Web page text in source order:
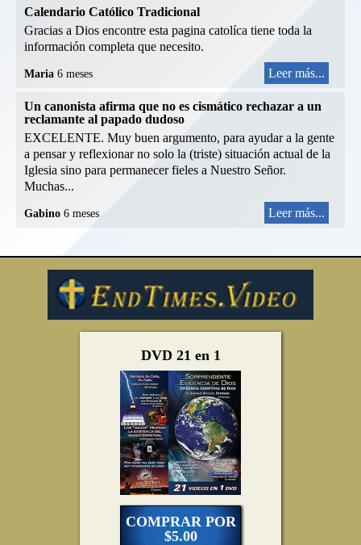
Calendario Católico Tradicional
Gracias a Dios encontre esta pagina catolíca tiene toda la
información completa que necesito.
Maria 6 meses Leer más...
Un canonista afirma que no es cismático rechazar a un
reclamante al papado dudoso
EXCELENTE. Muy buen argumento, para ayudar a la gente
a pensar y reflexionar no solo la (triste) situación actual de la
Iglesia sino para permanecer fieles a Nuestro Señor.
Muchas...
Gabino 6 meses Leer más...
DVD 21 en 1
COMPRAR POR
$5.00